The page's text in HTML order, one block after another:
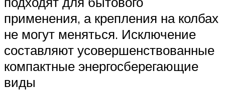
применения, а крепления на колбах
не могут меняться. Исключение
составляют усовершенствованные
компактные энергосберегающие
виды